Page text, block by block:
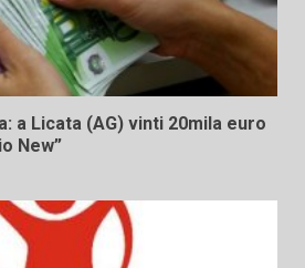
a Licata (AG) vinti 20mila euro
New”